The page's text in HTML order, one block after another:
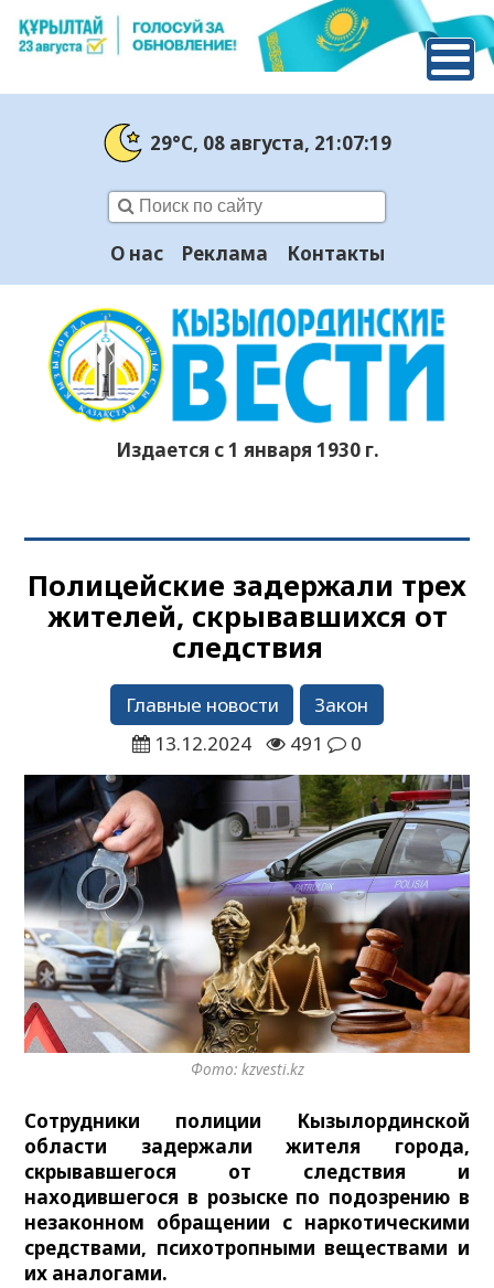
29°C, 08 августа, 21:07:20
О нас Реклама Контакты
Издается с 1 января 1930 г.
Полицейские задержали трех
жителей, скрывавшихся от
следствия
Главные новости
Закон
13.12.2024
491 0
Фото: kzvesti.kz
Сотрудники полиции Кызылординской
области задержали жителя города,
скрывавшегося от следствия и
находившегося в розыске по подозрению в
незаконном обращении с наркотическими
средствами, психотропными веществами и
их аналогами.